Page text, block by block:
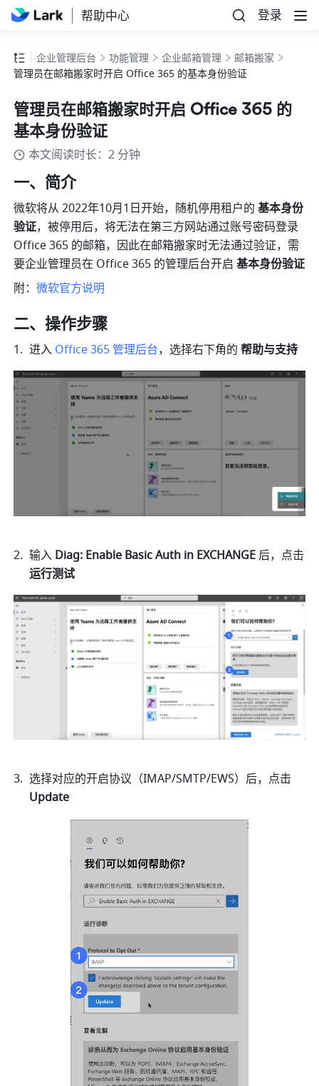
帮助中心 登录
企业管理后台 功能管理 企业邮箱管理
邮箱搬家
管理员在邮箱搬家时开启 Office 365 的基本身份验证
管理员在邮箱搬家时开启 Office 365 的
基本身份验证
本文阅读时长：2 分钟
一、简介
微软将从 2022年10月1日开始，随机停用租户的 基本身份
验证，被停用后，将无法在第三方网站通过账号密码登录
Office 365 的邮箱，因此在邮箱搬家时无法通过验证，需
要企业管理员在 Office 365 的管理后台开启 基本身份验证
附：微软官方说明
二、操作步骤
进入 Office 365 管理后台，选择右下角的 帮助与支持
输入 Diag: Enable Basic Auth in EXCHANGE
运行测试
Update